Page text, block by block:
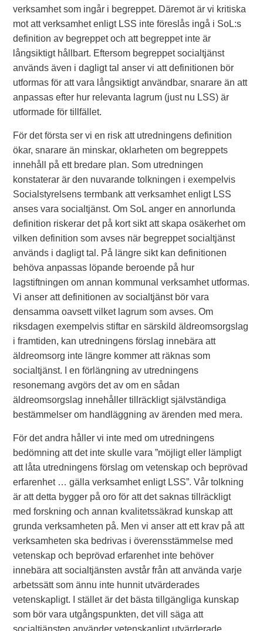
verksamhet som ingår i begreppet. Däremot är vi kritiska
mot att verksamhet enligt LSS inte föreslås ingå i SoL:s
definition av begreppet och att begreppet inte är
långsiktigt hållbart. Eftersom begreppet socialtjänst
används även i dagligt tal anser vi att definitionen bör
utformas för att vara långsiktigt användbar, snarare än att
anpassas efter hur relevanta lagrum (just nu LSS) är
utformade för tillfället.
För det första ser vi en risk att utredningens definition
ökar, snarare än minskar, oklarheten om begreppets
innehåll på ett bredare plan. Som utredningen
konstaterar är den nuvarande tolkningen i exempelvis
Socialstyrelsens termbank att verksamhet enligt LSS
anses vara socialtjänst. Om SoL anger en annorlunda
definition riskerar det på kort sikt att skapa osäkerhet om
vilken definition som avses när begreppet socialtjänst
används i dagligt tal. På längre sikt kan definitionen
behöva anpassas löpande beroende på hur
lagstiftningen om annan kommunal verksamhet utformas.
Vi anser att definitionen av socialtjänst bör vara
densamma oavsett vilket lagrum som avses. Om
riksdagen exempelvis stiftar en särskild äldreomsorgslag
i framtiden, kan utredningens förslag innebära att
äldreomsorg inte längre kommer att räknas som
socialtjänst. I en förlängning av utredningens
resonemang avgörs det av om en sådan
äldreomsorgslag innehåller tillräckligt självständiga
bestämmelser om handläggning av ärenden med mera.
För det andra håller vi inte med om utredningens
bedömning att det inte skulle vara ”möjligt eller lämpligt
att låta utredningens förslag om vetenskap och beprövad
erfarenhet … gälla verksamhet enligt LSS”. Vår tolkning
är att detta bygger på oro för att det saknas tillräckligt
med forskning och annan kvalitetssäkrad kunskap att
grunda verksamheten på. Men vi anser att ett krav på att
verksamheten ska bedrivas i överensstämmelse med
vetenskap och beprövad erfarenhet inte behöver
innebära att socialtjänsten avstår från att använda varje
arbetssätt som ännu inte hunnit utvärderades
vetenskapligt. I stället är det bästa tillgängliga kunskap
som bör vara utgångspunkten, det vill säga att
socialtjänsten använder vetenskapligt utvärderade